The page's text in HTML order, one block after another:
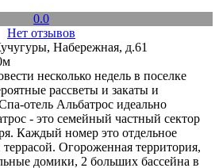
0.0
Нет отзывов
Набережная, д.61
несколько недель в поселке
рассветы и закаты и
отель Альбатрос идеально
- это семейный частный сектор
Каждый номер это отдельное
Огороженная территория,
домики, 2 больших бассейна в